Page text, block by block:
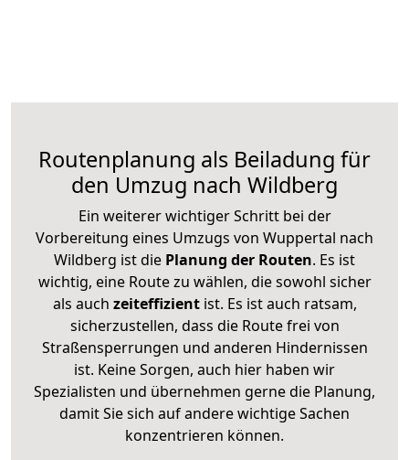
Routenplanung als Beiladung für
den Umzug nach Wildberg
Ein weiterer wichtiger Schritt bei der
Vorbereitung eines Umzugs von Wuppertal nach
Wildberg ist die Planung der Routen. Es ist
wichtig, eine Route zu wählen, die sowohl sicher
als auch zeiteffizientist. Es ist auch ratsam,
sicherzustellen, dass die Route frei von
Straßensperrungen und anderen Hindernissen
ist. Keine Sorgen, auch hier haben wir
Spezialisten und übernehmen gerne die Planung,
damit Sie sich auf andere wichtige Sachen
konzentrieren können.